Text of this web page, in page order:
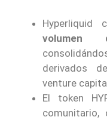
Hyperliquid
volumen
derivados
venture
El token
comunitario,